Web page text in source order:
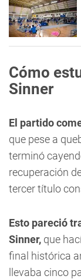
Cómo
Sinner
El partido
que pese a
terminó
recuperación
tercer título
Esto pareció
Sinner, que
final histórica
llevaba cinco